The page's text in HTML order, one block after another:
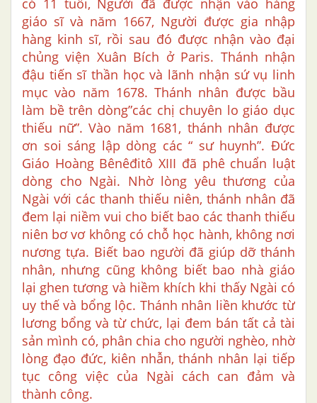
có 11 tuổi, Người đã được nhận vào hàng
giáo sĩ và năm 1667, Người được gia nhập
hàng kinh sĩ, rồi sau đó được nhận vào đại
chủng viện Xuân Bích ở Paris. Thánh nhận
đậu tiến sĩ thần học và lãnh nhận sứ vụ linh
mục vào năm 1678. Thánh nhân được bầu
làm bề trên dòng”các chị chuyên lo giáo dục
thiếu nữ”. Vào năm 1681, thánh nhân được
ơn soi sáng lập dòng các “ sư huynh”. Đức
Giáo Hoàng Bênêđitô XIII đã phê chuẩn luật
dòng cho Ngài. Nhờ lòng yêu thương của
Ngài với các thanh thiếu niên, thánh nhân đã
đem lại niềm vui cho biết bao các thanh thiếu
niên bơ vơ không có chỗ học hành, không nơi
nương tựa. Biết bao người đã giúp dỡ thánh
nhân, nhưng cũng không biết bao nhà giáo
lại ghen tương và hiềm khích khi thấy Ngài có
uy thế và bổng lộc. Thánh nhân liền khước từ
lương bổng và từ chức, lại đem bán tất cả tài
sản mình có, phân chia cho người nghèo, nhờ
lòng đạo đức, kiên nhẫn, thánh nhân lại tiếp
tục công việc của Ngài cách can đảm và
thành công.